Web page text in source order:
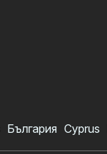
България Cyprus